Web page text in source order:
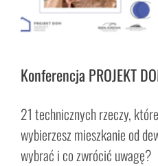
Konferencja PROJEKT
21 technicznych rzeczy,
wybierzesz mieszkanie od
wybrać i co zwrócić uwagę?